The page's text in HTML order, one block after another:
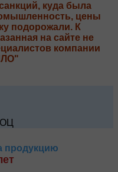
куда была
цены
подорожали. К
на сайте не
компании
продукцию